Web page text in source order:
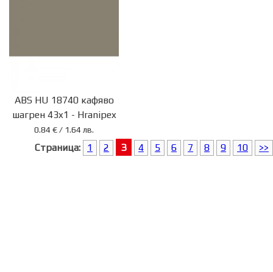
ABS HU 18740 кафяво
шагрен 43x1 - Hranipex
0.84 € / 1.64 лв.
Страница: 1 2 3 4 5 6 7 8 9 10 >>